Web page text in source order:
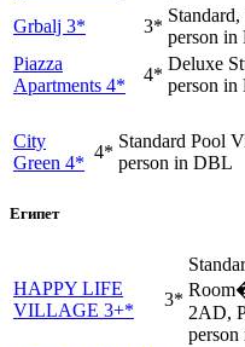
Grbalj 3*
3*
Standard,
person
Piazza
Apartments 4*
4*
Deluxe
person
City
Green 4*
4*
Standard Pool
person in DBL
Египет
HAPPY LIFE
VILLAGE 3+*
3*
2AD,